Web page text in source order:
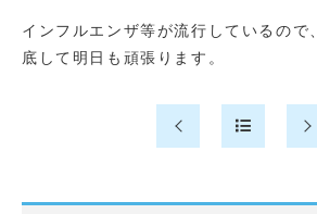
インフルエンザ等が流行しているので
底して明日も頑張ります。